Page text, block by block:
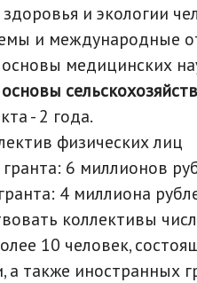
и экологии
и международные
медицинских
- 2 года.
физических лиц
6 миллионов
4 миллиона
коллективы
10 человек,
а также иностранных